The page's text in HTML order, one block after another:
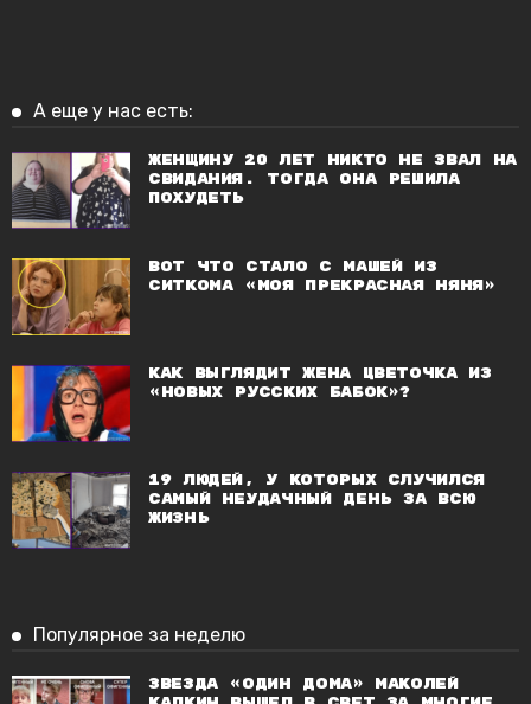
А еще у нас есть:
Женщину 20 лет никто не звал на
свидания. Тогда она решила
похудеть
Вот что стало с Машей из
ситкома «Моя прекрасная няня»
Как выглядит жена Цветочка из
«Новых русских бабок»?
19 людей, у которых случился
самый неудачный день за всю
жизнь
Популярное за неделю
Звезда «Один дома» Маколей